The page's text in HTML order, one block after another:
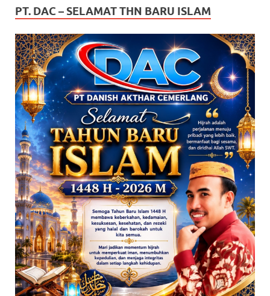
PT. DAC – SELAMAT THN BARU ISLAM